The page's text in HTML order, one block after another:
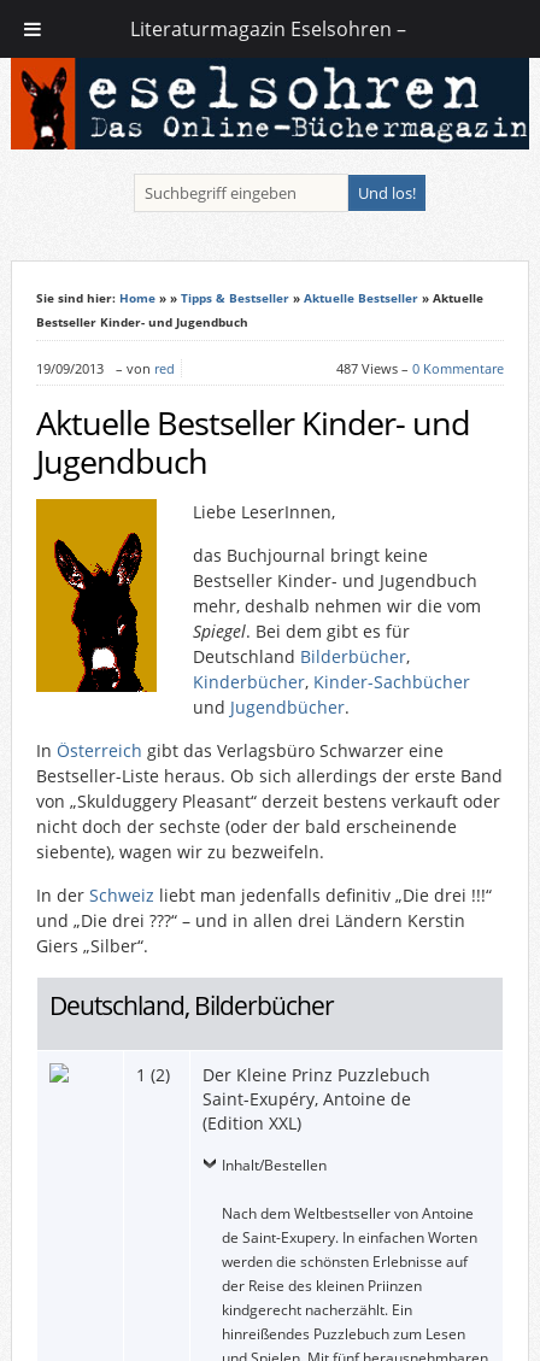
Sie sind hier: Home» » Tipps & Bestseller» Aktuelle Bestseller» Aktuelle
Bestseller Kinder- und Jugendbuch
19/09/2013 – von red 487 Views –0 Kommentare
Aktuelle Bestseller Kinder- und
Jugendbuch
Liebe LeserInnen,
das Buchjournal bringt keine
Bestseller Kinder- und Jugendbuch
mehr, deshalb nehmen wir die vom
Spiegel. Bei dem gibt es für
Deutschland Bilderbücher,
Kinderbücher, Kinder-Sachbücher
und Jugendbücher.
In Österreich gibt das Verlagsbüro Schwarzer eine
Bestseller-Liste heraus. Ob sich allerdings der erste Band
von „Skulduggery Pleasant“ derzeit bestens verkauft oder
nicht doch der sechste (oder der bald erscheinende
siebente), wagen wir zu bezweifeln.
In der Schweiz liebt man jedenfalls definitiv „Die drei !!!“
und „Die drei ???“– und in allen drei Ländern Kerstin
Giers „Silber“.
Deutschland, Bilderbücher
1 (2)
Der Kleine Prinz Puzzlebuch
Saint-Exupéry, Antoine de
(Edition XXL)
Inhalt/Bestellen
Nach dem Weltbestseller von Antoine
de Saint-Exupery. In einfachen Worten
werden die schönsten Erlebnisse auf
der Reise des kleinen Priinzen
kindgerecht nacherzählt. Ein
hinreißendes Puzzlebuch zum Lesen
Literaturmagazin Eselsohren –